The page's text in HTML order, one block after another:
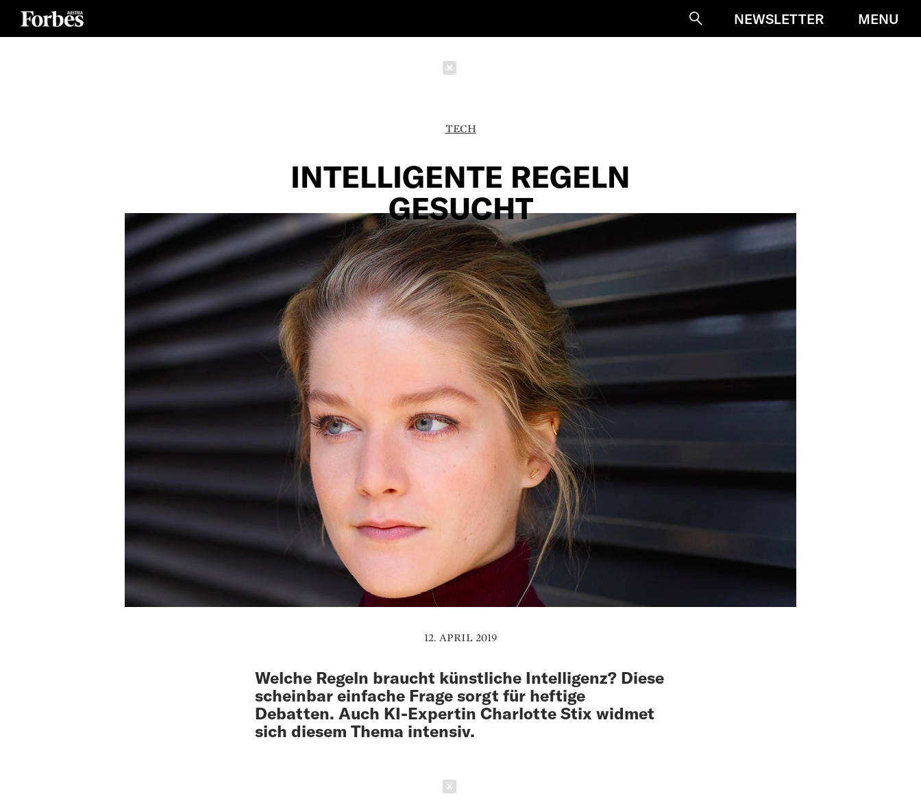
SucheNEWSLETTER MENU
TECH
INTELLIGENTE REGELN
GESUCHT
12. APRIL 2019
Welche Regeln braucht künstliche Intelligenz? Diese
scheinbar einfache Frage sorgt für heftige
Debatten. Auch KI-Expertin Charlotte Stix widmet
sich diesem Thema intensiv.